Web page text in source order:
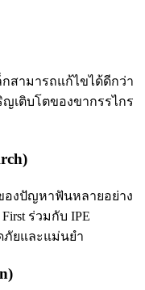
สามารถแก้ไขได้ดีกว่า
ญเติบโตของขากรรไกร
องปัญหาฟันหลายอย่าง
ร่วมกับ IPE
ภัยและแม่นยำ